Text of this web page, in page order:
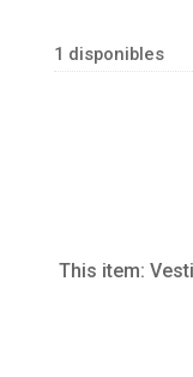
1 disponibles
This item: